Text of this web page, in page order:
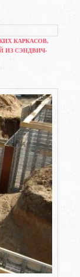
КАРКАСОВ,
ИЗ СЭНДВИЧ-